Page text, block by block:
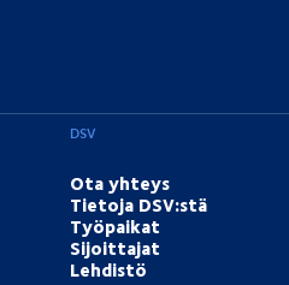
DSV
Ota yhteys
Tietoja DSV:stä
Työpaikat
Sijoittajat
Lehdistö